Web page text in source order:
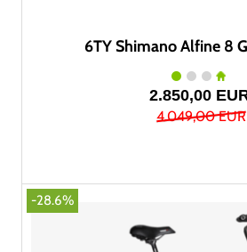
6TY Shimano Alfine 8
2.850,00
4.049,00 EUR
-28.6%